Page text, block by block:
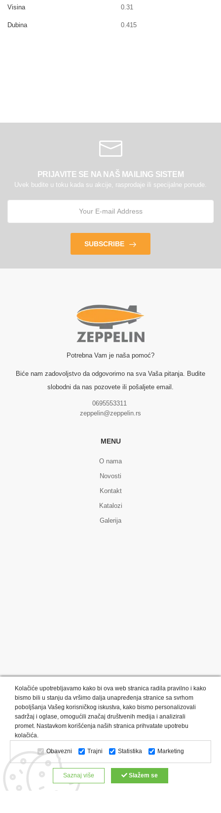
Visina 0.31
Dubina 0.415
PRIJAVITE SE NA NAŠ MAILING SISTEM
Uvek budite u toku kada su akcije, rasprodaje ili specijalne ponude.
SUBSCRIBE
Potrebna Vam je naša pomoć?
Biće nam zadovoljstvo da odgovorimo na sva Vaša pitanja. Budite
slobodni da nas pozovete ili pošaljete email.
0695553311
zeppelin@zeppelin.rs
MENU
O nama
Novosti
Kontakt
Katalozi
Galerija
Kategorije proizvoda: Olovke i markeri
Privesci i trakice
Upaljači
USB Tehnologija Tekstil
Kačketi i kape
Notesi i rokovnici
Kancelarija Satovi
Kišobrani
Torbe i putovanja
Kuhinjski setovi
Alati i oprema
Relaksacija, lepota i zdravlje
Kalendari
Custom proizvodi
Digitalna štampa
Kolačiće upotrebljavamo kako bi ova web stranica radila pravilno i kako
bismo bili u stanju da vršimo dalja unapređenja stranice sa svrhom
poboljšanja Vašeg korisničkog iskustva, kako bismo personalizovali
sadržaj i oglase, omogućili značaj društvenih medija i analizirali
promet. Nastavkom korišćenja naših stranica prihvatate upotrebu
kolačića.
Obavezni Trajni Statistika Marketing
Saznaj više Slažem se